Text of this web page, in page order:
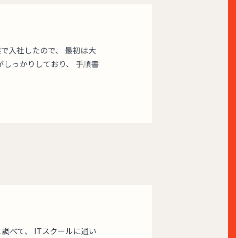
入社したので、 最初は大
っかりしており、 手順書
べて、 ITスクールに通い